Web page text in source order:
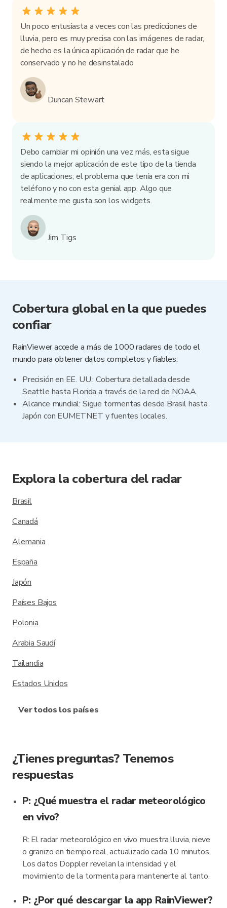
Un poco entusiasta a veces con las predicciones de
lluvia, pero es muy precisa con las imágenes de radar,
de hecho es la única aplicación de radar que he
conservado y no he desinstalado
Duncan Stewart
Debo cambiar mi opinión una vez más, esta sigue
siendo la mejor aplicación de este tipo de la tienda
de aplicaciones; el problema que tenía era con mi
teléfono y no con esta genial app. Algo que
realmente me gusta son los widgets.
Jim Tigs
Cobertura global en la que puedes
confiar
RainViewer accede a más de 1000 radares de todo el
mundo para obtener datos completos y fiables:
Precisión en EE. UU.: Cobertura detallada desde
Seattle hasta Florida a través de la red de NOAA.
Alcance mundial: Sigue tormentas desde Brasil hasta
Japón con EUMETNET y fuentes locales.
Explora la cobertura del radar
Brasil
Canadá
Alemania
España
Japón
Países Bajos
Polonia
Arabia Saudí
Tailandia
Estados Unidos
Ver todos los países
¿Tienes preguntas? Tenemos
respuestas
P: ¿Qué muestra el radar meteorológico
en vivo?
R: El radar meteorológico en vivo muestra lluvia, nieve
o granizo en tiempo real, actualizado cada 10 minutos.
Los datos Doppler revelan la intensidad y el
movimiento de la tormenta para mantenerte al tanto.
P: ¿Por qué descargar la app RainViewer?